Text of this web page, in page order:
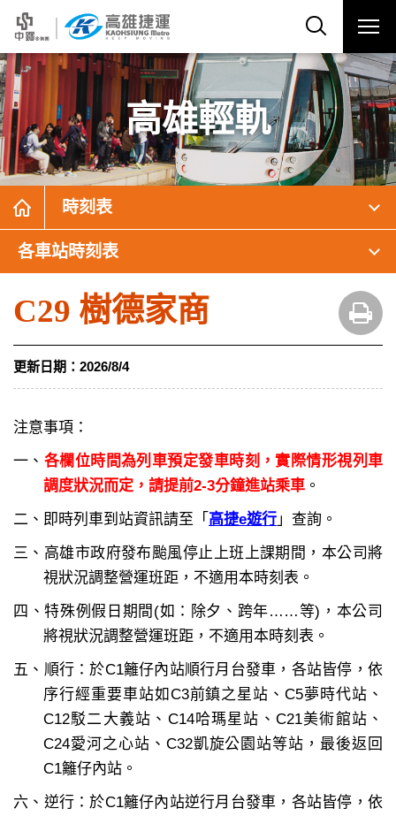
高雄輕軌
時刻表
各車站時刻表
C29 樹德家商
更新日期： 2026/8/4
注意事項：
一、 各欄位時間為列車預定發車時刻，實際情形視列車
調度狀況而定，請提前2-3分鐘進站乘車 。
二、即時列車到站資訊請至「 高捷e遊行 」查詢。
三、高雄市政府發布颱風停止上班上課期間，本公司將
視狀況調整營運班距，不適用本時刻表。
四、特殊例假日期間(如：除夕、跨年……等)，本公司
將視狀況調整營運班距，不適用本時刻表。
五、順行：於C1籬仔內站順行月台發車，各站皆停，依
序行經重要車站如C3前鎮之星站、C5夢時代站、
C12駁二大義站、C14哈瑪星站、C21美術館站、
C24愛河之心站、C32凱旋公園站等站，最後返回
C1籬仔內站。
六、逆行：於C1籬仔內站逆行月台發車，各站皆停，依